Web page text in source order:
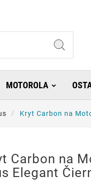
MOTOROLA
Kryt Carbon na
Carbon na
Elegant